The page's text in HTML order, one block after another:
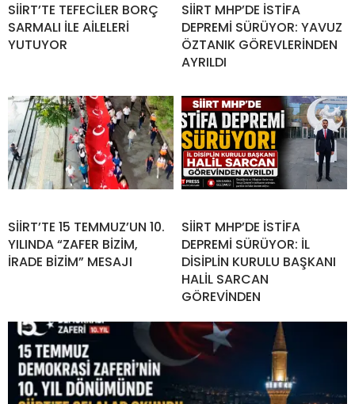
SİİRT’TE TEFECİLER BORÇ
SARMALI İLE AİLELERİ
YUTUYOR
SİİRT MHP’DE İSTİFA
DEPREMİ SÜRÜYOR: YAVUZ
ÖZTANIK GÖREVLERİNDEN
AYRILDI
SİİRT’TE 15 TEMMUZ’UN 10.
YILINDA “ZAFER BİZİM,
İRADE BİZİM” MESAJI
SİİRT MHP’DE İSTİFA
DEPREMİ SÜRÜYOR: İL
DİSİPLİN KURULU BAŞKANI
HALİL SARCAN
GÖREVİNDEN